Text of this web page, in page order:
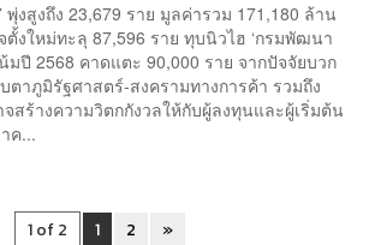
งสูงถึง 23,679 ราย มูลค่ารวม 171,180 ล้าน
งใหม่ทะลุ 87,596 ราย ทุบนิวไฮ ‘กรมพัฒนา
มปี 2568 คาดแตะ 90,000 ราย จากปัจจัยบวก
ตาภูมิรัฐศาสตร์-สงครามทางการค้า รวมถึง
สร้างความวิตกกังวลให้กับผู้ลงทุนและผู้เริ่มต้น
ค...
1 of 2 1 2 »